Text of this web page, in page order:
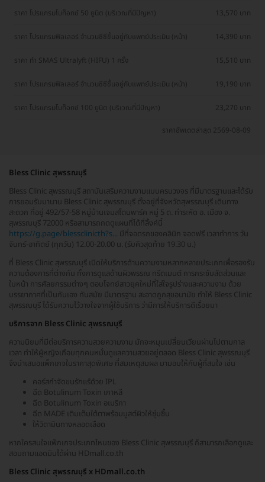
ราคา โปรแกรมโบท็อกซ์ 50 ยูนิต (บริเวณที่มีปัญหา) 13,570 บาท
ราคา โปรแกรมฟิลเลอร์ จำนวนซีซีขึ้นอยู่กับแพทย์ประเมิน (หน้า) 14,390 บาท
ราคา ทำ SMAS Ultralyft (HIFU) 1 ครั้ง 15,510 บาท
ราคา โปรแกรมฟิลเลอร์ จำนวนซีซีขึ้นอยู่กับแพทย์ประเมิน (หน้า) 19,190 บาท
ราคา โปรแกรมโบท็อกซ์ 100 ยูนิต (บริเวณที่มีปัญหา) 23,270 บาท
ราคาอัพเดตล่าสุด 2569-08-09
Bless Clinic สุพรรณบุรี
Bless Clinic สุพรรณบุรี สถาบันเสริมความงามแบบครบวงจร ที่มีมาตรฐานและได้รับ
การยอมรับมานาน Bless Clinic สุพรรณบุรี ตั้งอยู่ที่จังหวัดสุพรรณบุรี เดินทาง
สะดวก ที่อยู่ 492/57-58 หมู่บ้านเจมสโตนพาร์ค หมู่ 5 ต. ท่าระหัด อ. เมือง จ.
สุพรรณบุรี 72000 หรือสามารถกดดูแผนที่ได้ที่ลิ้งค์นี้
https://g.page/blessclinicth?s... มีที่จอดรถของคลินิก จอดฟรี เวลาทำการ วัน
จันทร์-อาทิตย์ (ทุกวัน) 12.00-20.00 น. (รับคิวสุดท้าย 19.30 น.)
ที่ Bless Clinic สุพรรณบุรี เปิดให้บริการด้านความงามหลากหลายประเภทเพื่อรองรับ
ความต้องการที่ต่างกัน ทั้งการดูแลด้านผิวพรรณ ทรีตเมนต์ การกระชับสัดส่วนและ
ใบหน้า การศัลยกรรมต่างๆ ตอบโจทย์สาวยุคใหม่ที่ใส่ใจรูปร่างและความงาม ด้วย
บรรยากาศที่เป็นกันเอง ทันสมัย มีมาตรฐาน สะอาดถูกสุขอนามัย ทำให้ Bless Clinic
สุพรรณบุรี ได้รับความไว้วางใจจากผู้ใช้บริการ ว่ามีการให้บริการดีเรื่อยมา
บริการจาก Bless Clinic สุพรรณบุรี
ความนิยมที่มีต่อบริการความสวยความงาม มักจะหมุนเปลี่ยนเวียนผ่านไปตามกาล
เวลา ทำให้ผู้หญิงเกือบทุกคนหมั่นดูแลความสวยอยู่ตลอด Bless Clinic สุพรรณบุรี
จึงนำเสนอแพ็กเกจในราคาสุดพิเศษ ที่สมเหตุสมผล มามอบให้กับผู้ที่สนใจ เช่น
คอร์สกำจัดขนรักแร้ด้วย IPL
ฉีด Botulinum Toxin เกาหลี
ฉีด Botulinum Toxin อเมริกา
ฉีด MADE เติมเต็มใต้ตาพร้อมบูสต์ผิวให้ชุ่มชื้น
ให้วิตามินทางหลอดเลือด
หากใครสนใจแพ็กเกจประเภทไหนของ Bless Clinic สุพรรณบุรี ก็สามารถเลือกดูและ
สอบถามแอดมินได้ผ่าน HDmall.co.th
Bless Clinic สุพรรณบุรี x HDmall.co.th